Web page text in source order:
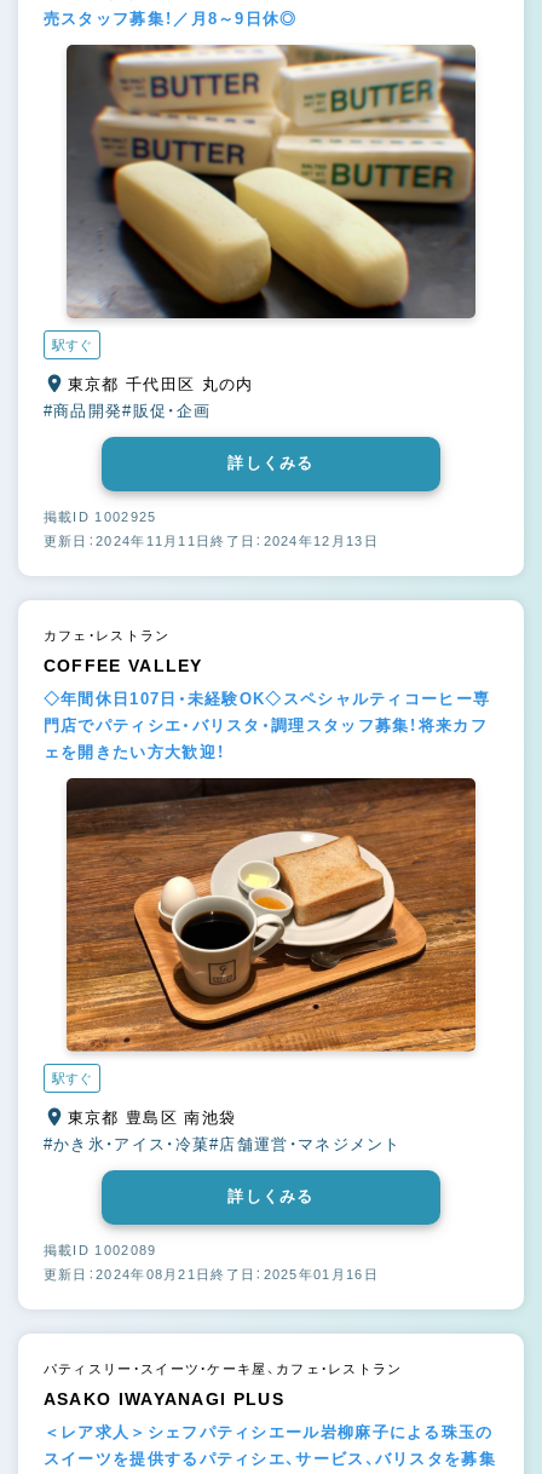
売スタッフ募集！／月8～9日休◎
駅すぐ
東京都 千代田区 丸の内
#商品開発#販促・企画
詳しくみる
掲載ID 1002925
更新日：2024年11月11日終了日：2024年12月13日
カフェ・レストラン
COFFEE VALLEY
◇年間休日107日・未経験OK◇スペシャルティコーヒー専
門店でパティシエ・バリスタ・調理スタッフ募集！将来カフ
ェを開きたい方大歓迎！
駅すぐ
東京都 豊島区 南池袋
#かき氷・アイス・冷菓#店舗運営・マネジメント
詳しくみる
掲載ID 1002089
更新日：2024年08月21日終了日：2025年01月16日
パティスリー・スイーツ・ケーキ屋、カフェ・レストラン
ASAKO IWAYANAGI PLUS
＜レア求人＞シェフパティシエール岩柳麻子による珠玉の
スイーツを提供するパティシエ、サービス、バリスタを募集